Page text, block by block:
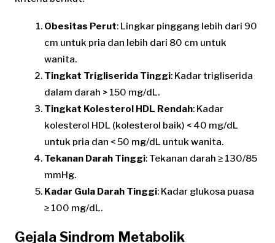
Obesitas Perut: Lingkar pinggang lebih dari 90
cm untuk pria dan lebih dari 80 cm untuk
wanita.
Tingkat Trigliserida Tinggi: Kadar trigliserida
dalam darah > 150 mg/dL.
Tingkat Kolesterol HDL Rendah: Kadar
kolesterol HDL (kolesterol baik) < 40 mg/dL
untuk pria dan < 50 mg/dL untuk wanita.
Tekanan Darah Tinggi: Tekanan darah ≥ 130/85
mmHg.
Kadar Gula Darah Tinggi: Kadar glukosa puasa
≥ 100 mg/dL.
Gejala Sindrom Metabolik